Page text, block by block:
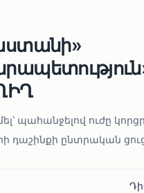
պահանջելով ուժը
դաշինքի ընտրական